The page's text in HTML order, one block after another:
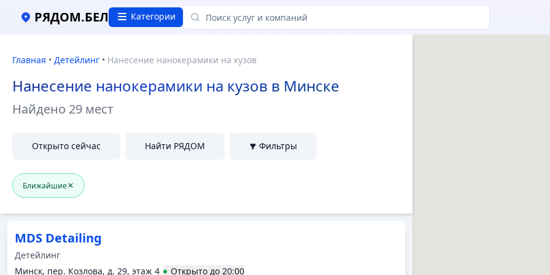
РЯДОМ.БЕЛ Категории
Главная • Детейлинг • Нанесение нанокерамики на кузов
Нанесение нанокерамики на кузов в Минске
Найдено 29 мест
Открыто сейчас Найти РЯДОМ Фильтры
Ближайшие
MDS Detailing
Детейлинг
Минск, пер. Козлова, д. 29, этаж 4
Открыто до 20:00
Нанесение нанокерамики на кузов в Минске, Отзывы и цены